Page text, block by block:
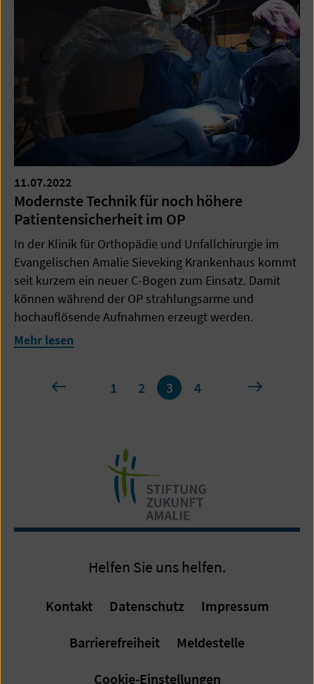
11.07.2022
Modernste Technik für noch höhere
Patientensicherheit im OP
In der Klinik für Orthopädie und Unfallchirurgie im
Evangelischen Amalie Sieveking Krankenhaus kommt
seit kurzem ein neuer C-Bogen zum Einsatz. Damit
können während der OP strahlungsarme und
hochauflösende Aufnahmen erzeugt werden.
Mehr lesen
Page
3
vorherige1 2 3 4 nächste
Helfen Sie uns helfen.
Kontakt Datenschutz Impressum
Barrierefreiheit Meldestelle
Cookie-Einstellungen